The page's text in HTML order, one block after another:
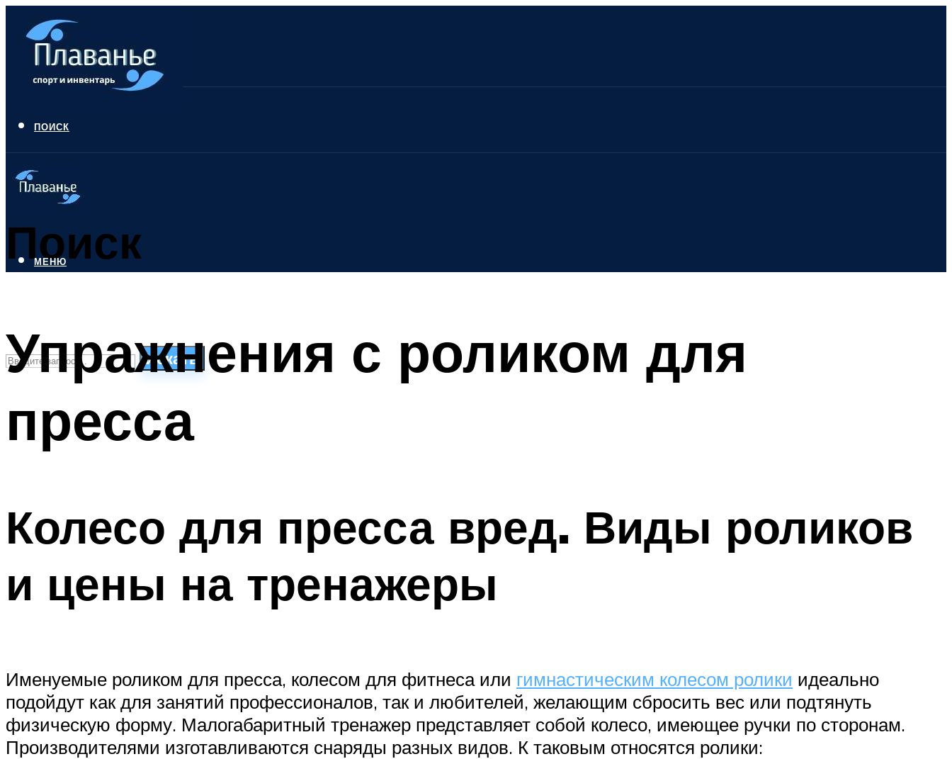
ПОИСК
Поиск
Искать
ПЛАВАНЬЕ ДЛЯ ДЕТЕЙ
ПЛАВАНЬЕ ДЛЯ ПОХУДЕНИЯ
МЕНЮ
МЕНЮ
Упражнения с роликом для
пресса
Колесо для пресса вред. Виды роликов
и цены на тренажеры
Именуемые роликом для пресса, колесом для фитнеса или гимнастическим колесом ролики идеально
подойдут как для занятий профессионалов, так и любителей, желающим сбросить вес или подтянуть
физическую форму. Малогабаритный тренажер представляет собой колесо, имеющее ручки по сторонам.
Производителями изготавливаются снаряды разных видов. К таковым относятся ролики: